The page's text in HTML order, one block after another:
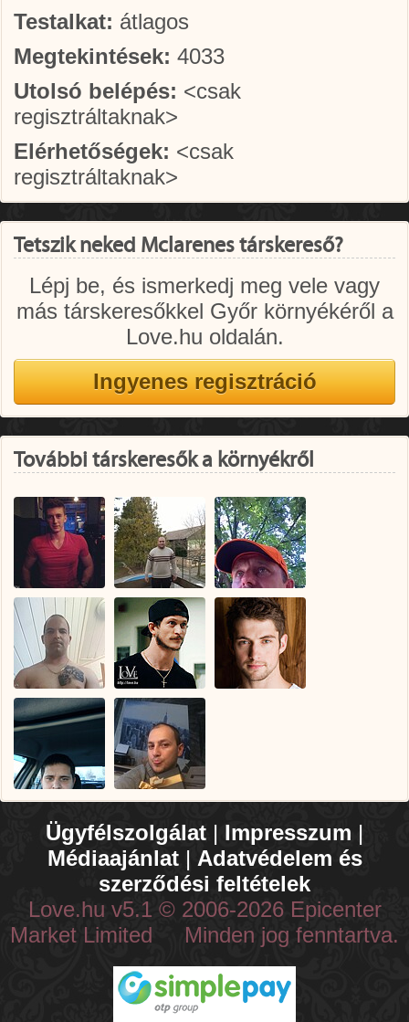
Testalkat: átlagos
Megtekintések: 4033
Utolsó belépés: <csak
regisztráltaknak>
Elérhetőségek: <csak
regisztráltaknak>
Tetszik neked Mclarenes társkereső?
Lépj be, és ismerkedj meg vele vagy
más társkeresőkkel Győr környékéről a
Love.hu oldalán.
További társkeresők a környékről
Ügyfélszolgálat | Impresszum |
Médiaajánlat| Adatvédelem és
szerződési feltételek
Love.hu v5.1 © 2006-2026 Epicenter
Market Limited Minden jog fenntartva.